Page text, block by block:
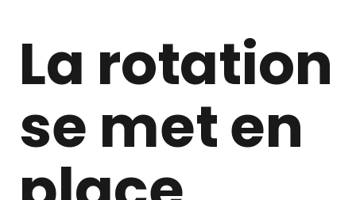
La rotation
se met en